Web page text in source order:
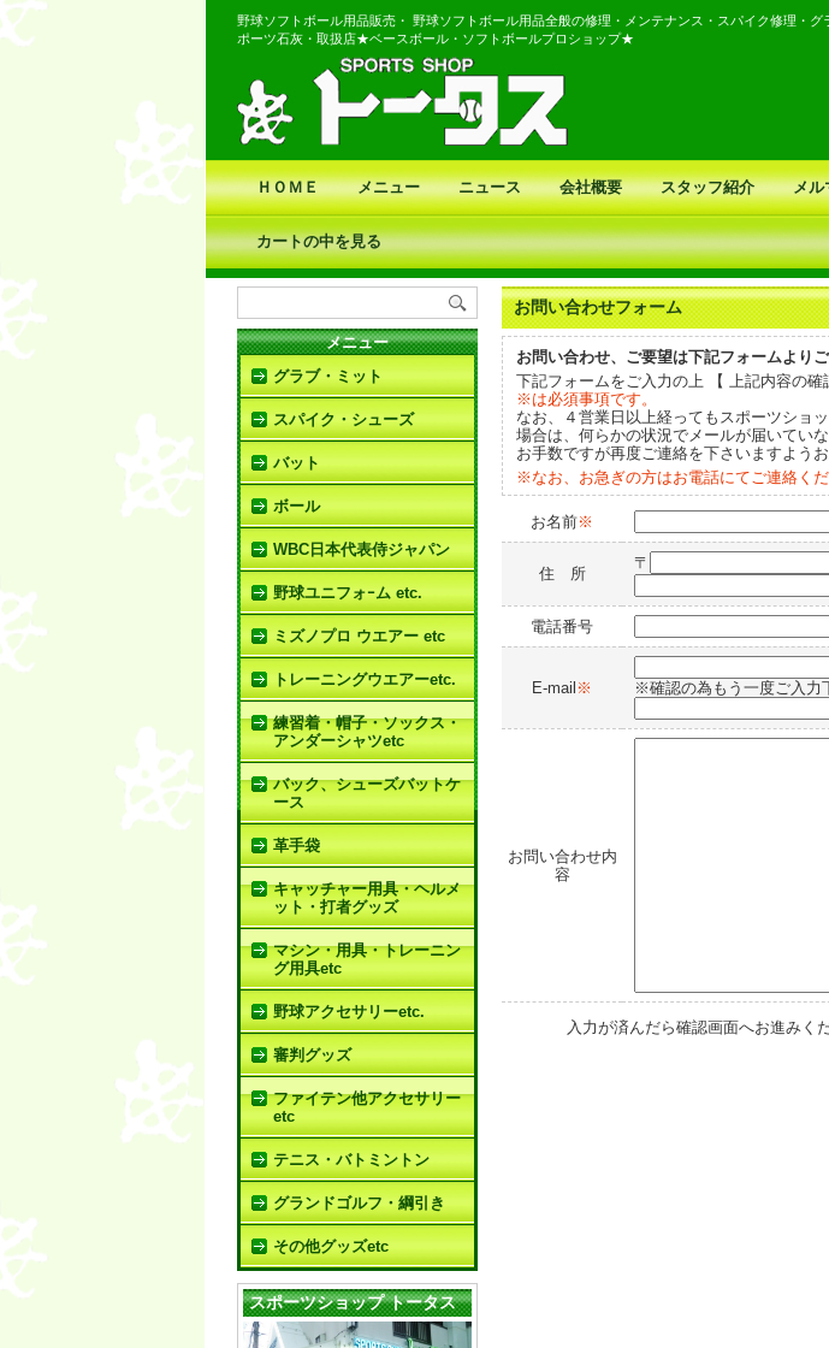
野球ソフトボール用品販売・ 野球ソフトボール用品全般の修理・メンテナンス・スパイク修理・
ポーツ石灰・取扱店★ベースボール・ソフトボールプロショップ★
ＨＯＭＥ メニュー ニュース 会社概要 スタッフ紹介 メル
カートの中を見る
メニュー
グラブ・ミット
スパイク・シューズ
バット
ボール
WBC日本代表侍ジャパン
野球ユニフォｰム etc.
ミズノプロ ウエアー etc
トレーニングウエアーetc.
練習着・帽子・ソックス・
アンダーシャツetc
バック、シューズバットケ
ース
革手袋
キャッチャー用具・ヘルメ
ット・打者グッズ
マシン・用具・トレーニン
グ用具etc
野球アクセサリーetc.
審判グッズ
ファイテン他アクセサリー
etc
テニス・バトミントン
グランドゴルフ・綱引き
その他グッズetc
スポーツショップ トータス
お問い合わせフォーム
お問い合わせ、ご要望は下記フォームよりご
下記フォームをご入力の上 【 上記内容の確
※は必須事項です。
なお、４営業日以上経ってもスポーツシ
場合は、何らかの状況でメールが届いてい
お手数ですが再度ご連絡を下さいますようお
※なお、お急ぎの方はお電話にてご連絡く
お名前※
住 所
〒
電話番号
E-mail ※ ※確認の為もう一度ご入力
お問い合わせ内
容
入力が済んだら確認画面へお進みく